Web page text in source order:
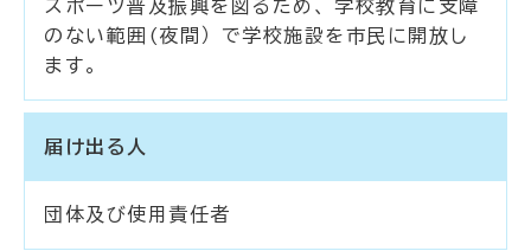
スポーツ普及振興を図るため、学校教育に支障
のない範囲(夜間）で学校施設を市民に開放し
ます。
届け出る人
団体及び使用責任者